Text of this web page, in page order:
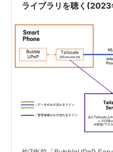
ライブラリを聴く(2023